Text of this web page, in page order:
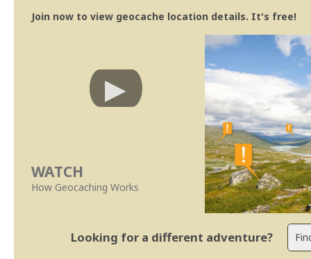
Join now to view geocache location details. It's free!
WATCH
How Geocaching Works
Looking for a different adventure?